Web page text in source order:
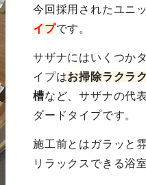
今回採用されたユニ
イプです。
サザナにはいくつか
イプはお掃除ラクラ
槽など、サザナの代
ダードタイプです。
施工前とはガラッと
リラックスできる浴